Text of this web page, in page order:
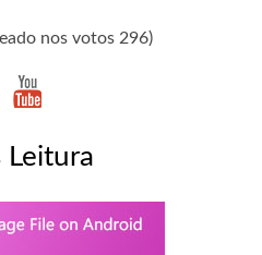
nos votos 296)
Leitura